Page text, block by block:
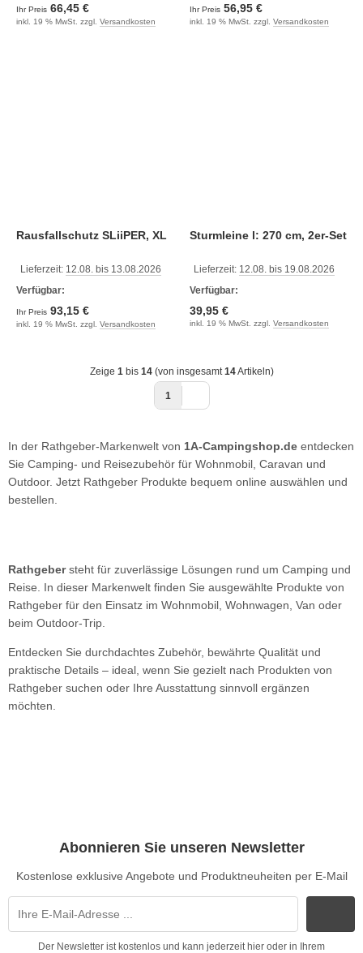
Ihr Preis 66,45 €
inkl. 19 % MwSt. zzgl. Versandkosten
Ihr Preis 56,95 €
inkl. 19 % MwSt. zzgl. Versandkosten
Rausfallschutz SLiiPER, XL
Lieferzeit: 12.08. bis 13.08.2026
Verfügbar:
Ihr Preis 93,15 €
inkl. 19 % MwSt. zzgl. Versandkosten
Sturmleine l: 270 cm, 2er-Set
Lieferzeit: 12.08. bis 19.08.2026
Verfügbar:
39,95 €
inkl. 19 % MwSt. zzgl. Versandkosten
Zeige 1bis 14(von insgesamt14Artikeln)
1
In der Rathgeber-Markenwelt von 1A-Campingshop.de entdecken
Sie Camping- und Reisezubehör für Wohnmobil, Caravan und
Outdoor. Jetzt Rathgeber Produkte bequem online auswählen und
bestellen.
Rathgebersteht für zuverlässige Lösungen rund um Camping und
Reise. In dieser Markenwelt finden Sie ausgewählte Produkte von
Rathgeber für den Einsatz im Wohnmobil, Wohnwagen, Van oder
beim Outdoor-Trip.
Entdecken Sie durchdachtes Zubehör, bewährte Qualität und
praktische Details – ideal, wenn Sie gezielt nach Produkten von
Rathgeber suchen oder Ihre Ausstattung sinnvoll ergänzen
möchten.
Abonnieren Sie unseren Newsletter
Kostenlose exklusive Angebote und Produktneuheiten per E-Mail
Der Newsletter ist kostenlos und kann jederzeit hier oder in Ihrem